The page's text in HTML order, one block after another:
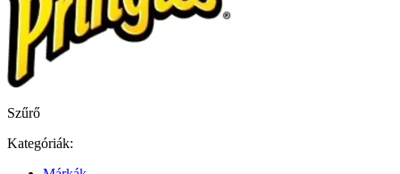
Szűrő
Kategóriák: